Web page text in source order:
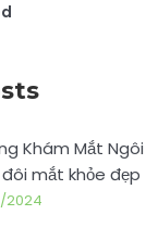
Khám Mắt
mắt khỏe đẹp
2024